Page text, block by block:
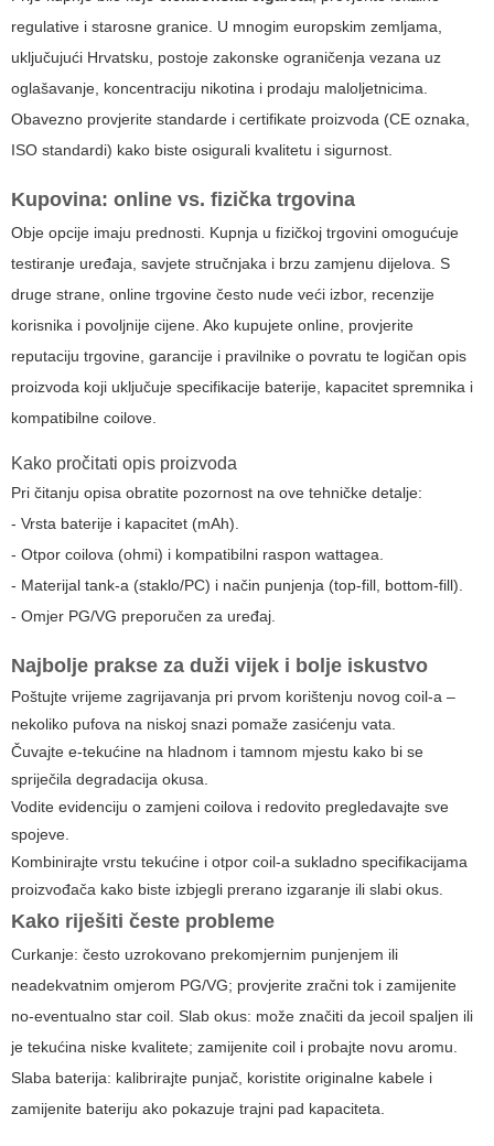
regulative i starosne granice. U mnogim europskim zemljama,
uključujući Hrvatsku, postoje zakonske ograničenja vezana uz
oglašavanje, koncentraciju nikotina i prodaju maloljetnicima.
Obavezno provjerite standarde i certifikate proizvoda (CE oznaka,
ISO standardi) kako biste osigurali kvalitetu i sigurnost.
Kupovina: online vs. fizička trgovina
Obje opcije imaju prednosti. Kupnja u fizičkoj trgovini omogućuje
testiranje uređaja, savjete stručnjaka i brzu zamjenu dijelova. S
druge strane, online trgovine često nude veći izbor, recenzije
korisnika i povoljnije cijene. Ako kupujete online, provjerite
reputaciju trgovine, garancije i pravilnike o povratu te logičan opis
proizvoda koji uključuje specifikacije baterije, kapacitet spremnika i
kompatibilne coilove.
Kako pročitati opis proizvoda
Pri čitanju opisa obratite pozornost na ove tehničke detalje:
- Vrsta baterije i kapacitet (mAh).
- Otpor coilova (ohmi) i kompatibilni raspon wattagea.
- Materijal tank-a (staklo/PC) i način punjenja (top-fill, bottom-fill).
- Omjer PG/VG preporučen za uređaj.
Najbolje prakse za duži vijek i bolje iskustvo
Poštujte vrijeme zagrijavanja pri prvom korištenju novog coil-a –
nekoliko pufova na niskoj snazi pomaže zasićenju vata.
Čuvajte e-tekućine na hladnom i tamnom mjestu kako bi se
spriječila degradacija okusa.
Vodite evidenciju o zamjeni coilova i redovito pregledavajte sve
spojeve.
Kombinirajte vrstu tekućine i otpor coil-a sukladno specifikacijama
proizvođača kako biste izbjegli prerano izgaranje ili slabi okus.
Kako riješiti česte probleme
Curkanje: često uzrokovano prekomjernim punjenjem ili
neadekvatnim omjerom PG/VG; provjerite zračni tok i zamijenite
no-eventualno star coil. Slab okus: može značiti da jecoil spaljen ili
je tekućina niske kvalitete; zamijenite coil i probajte novu aromu.
Slaba baterija: kalibrirajte punjač, koristite originalne kabele i
zamijenite bateriju ako pokazuje trajni pad kapaciteta.